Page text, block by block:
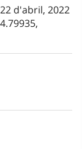
d'abril, 2022